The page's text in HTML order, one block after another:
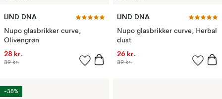
LIND DNA
Nupo glasbrikker curve,
Olivengrøn
28 kr.
39 kr.
LIND DNA
Nupo glasbrikker curve, Herbal
dust
26 kr.
39 kr.
-38%